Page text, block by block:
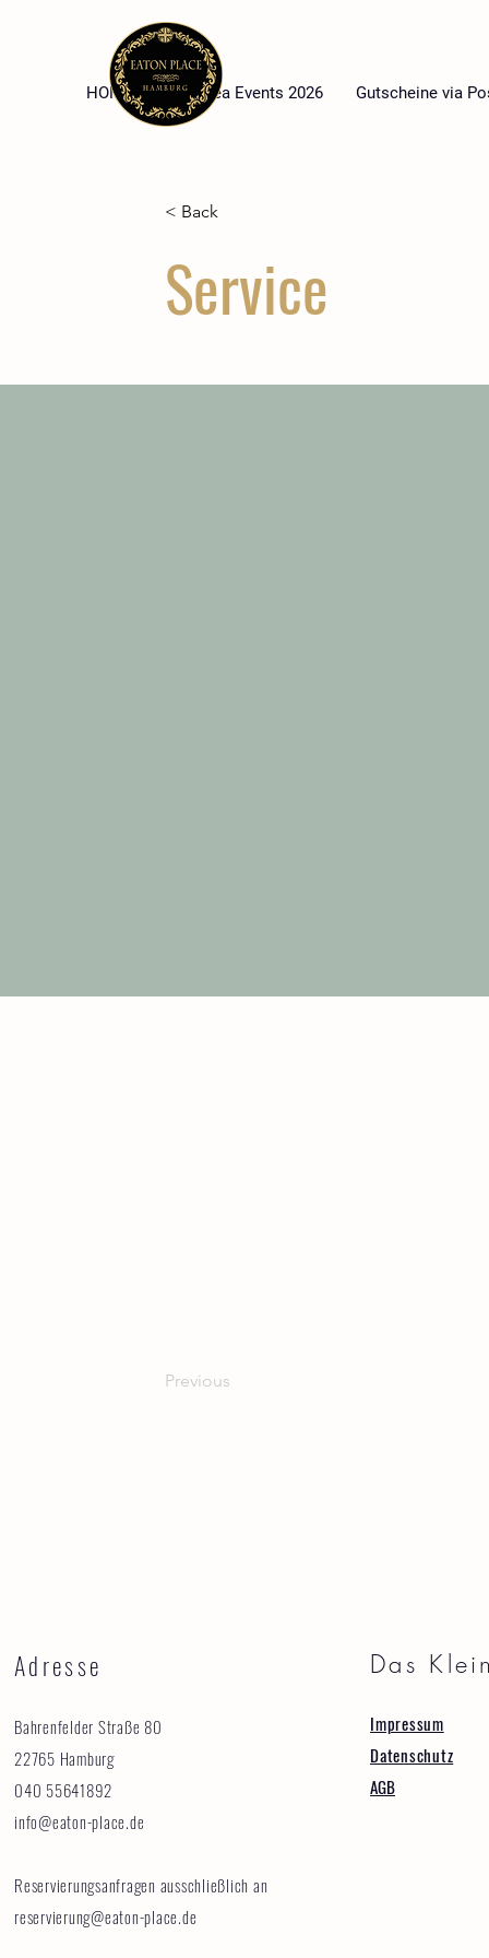
HOME High Tea Events 2026 Gutscheine via
< Back
Service
Previous
Adresse
Bahrenfelder Straße 80
22765 Hamburg
040 55641892
info@eaton-place.de
Reservierungsanfragen ausschließlich an
reservierung@eaton-place.de
Das
Impressum
Datenschutz
AGB